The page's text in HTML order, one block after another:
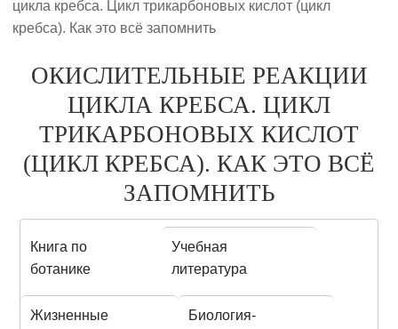
цикла кребса. Цикл трикарбоновых кислот (цикл
кребса). Как это всё запомнить
ОКИСЛИТЕЛЬНЫЕ РЕАКЦИИ
ЦИКЛА КРЕБСА. ЦИКЛ
ТРИКАРБОНОВЫХ КИСЛОТ
(ЦИКЛ КРЕБСА). КАК ЭТО ВСЁ
ЗАПОМНИТЬ
Книга по
ботанике
Учебная
литература
Жизненные
Биология-